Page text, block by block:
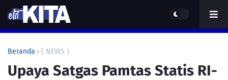
Beranda ( NEWS )
Upaya Satgas Pamtas Statis RI-